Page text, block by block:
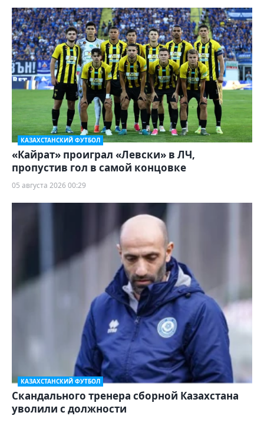
КАЗАХСТАНСКИЙ ФУТБОЛ
«Кайрат» проиграл «Левски» в ЛЧ,
пропустив гол в самой концовке
05 августа 2026 00:29
КАЗАХСТАНСКИЙ ФУТБОЛ
Скандального тренера сборной Казахстана
уволили с должности